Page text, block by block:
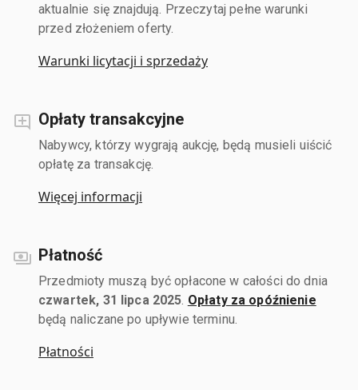
aktualnie się znajdują. Przeczytaj pełne warunki
przed złożeniem oferty.
Warunki licytacji i sprzedaży
Opłaty transakcyjne
Nabywcy, którzy wygrają aukcję, będą musieli uiścić
opłatę za transakcję.
Więcej informacji
Płatność
Przedmioty muszą być opłacone w całości do dnia
czwartek, 31 lipca 2025 Opłaty za opóźnienie
będą naliczane po upływie terminu.
Płatności